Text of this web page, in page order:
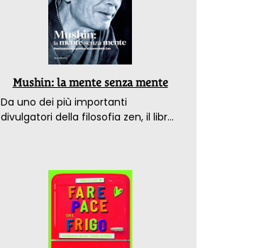
Mushin: la mente senza mente
Da uno dei più importanti
divulgatori della filosofia zen, il libro